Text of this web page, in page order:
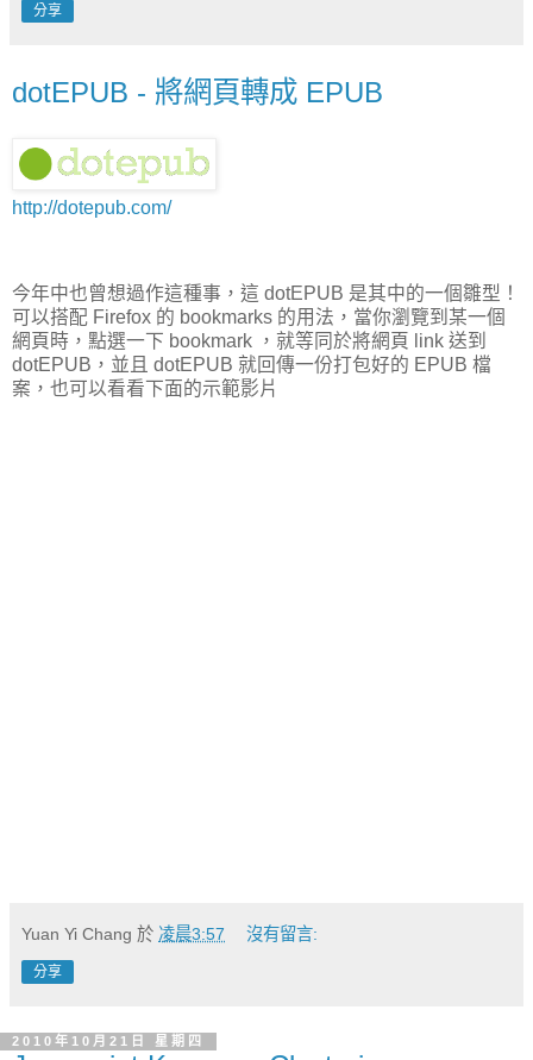
分享
dotEPUB - 將網頁轉成 EPUB
http://dotepub.com/
今年中也曾想過作這種事，這 dotEPUB 是其中的一個雛型！
可以搭配 Firefox 的 bookmarks 的用法，當你瀏覽到某一個
網頁時，點選一下 bookmark ，就等同於將網頁 link 送到
dotEPUB，並且 dotEPUB 就回傳一份打包好的 EPUB 檔
案，也可以看看下面的示範影片
Yuan Yi Chang 於 凌晨3:57 沒有留言:
分享
2010年10月21日 星期四